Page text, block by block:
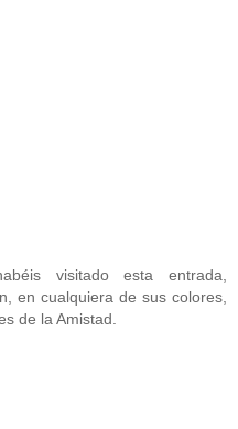
visitado esta entrada,
en cualquiera de sus colores,
de la Amistad.